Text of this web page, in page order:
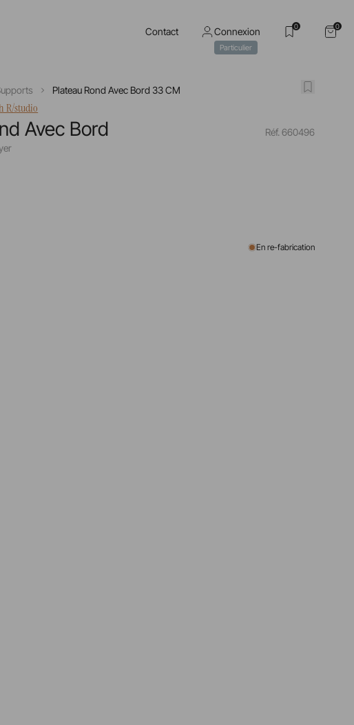
Contact Connexion
Particulier
0 0
Plateau Rond Avec Bord 33 CM
R/studio
Avec Bord Réf. 660496
En re-fabrication